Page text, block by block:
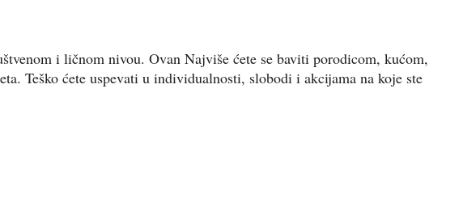
i ličnom nivou. Ovan Najviše ćete se baviti porodicom, kućom,
Teško ćete uspevati u individualnosti, slobodi i akcijama na koje ste